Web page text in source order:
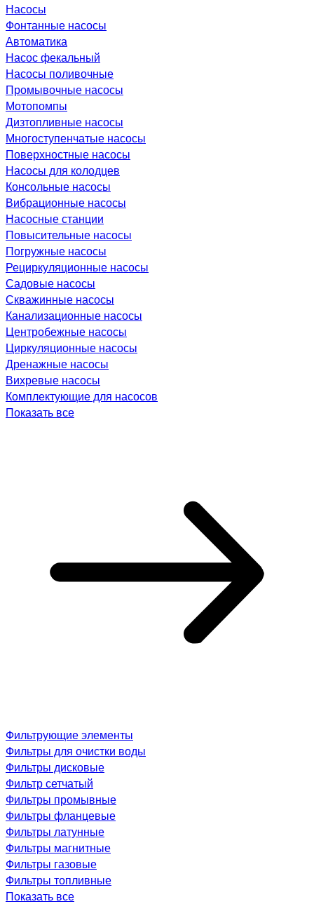
Насосы
Фонтанные насосы
Автоматика
Насос фекальный
Насосы поливочные
Промывочные насосы
Мотопомпы
Дизтопливные насосы
Многоступенчатые насосы
Поверхностные насосы
Насосы для колодцев
Консольные насосы
Вибрационные насосы
Насосные станции
Повысительные насосы
Погружные насосы
Рециркуляционные насосы
Садовые насосы
Скважинные насосы
Канализационные насосы
Центробежные насосы
Циркуляционные насосы
Дренажные насосы
Вихревые насосы
Комплектующие для насосов
Показать все
Фильтрующие элементы
Фильтры для очистки воды
Фильтры дисковые
Фильтр сетчатый
Фильтры промывные
Фильтры фланцевые
Фильтры латунные
Фильтры магнитные
Фильтры газовые
Фильтры топливные
Показать все